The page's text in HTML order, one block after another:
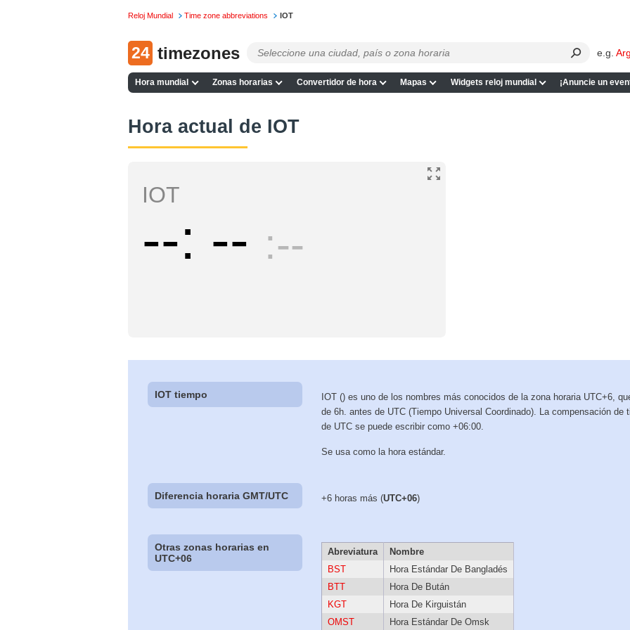
Reloj Mundial Time zone abbreviations IOT
24 timezones e.g.
Hora mundial Zonas horarias Convertidor de hora Mapas Widgets reloj mundial ¡Anuncie un
Hora actual de IOT
IOT
-- -- --
IOT tiempo
IOT () es uno de los nombres más conocidos de la zona horaria UTC+6,
de 6h. antes de UTC (Tiempo Universal Coordinado). La compensación de
de UTC se puede escribir como +06:00.
Se usa como la hora estándar.
Diferencia horaria GMT/UTC +6 horas más (UTC+06)
Otras zonas horarias en
UTC+06
Abreviatura
Nombre
BST
Hora Estándar De Bangladés
BTT
Hora De Bután
KGT
Hora De Kirguistán
OMST
Hora Estándar De Omsk